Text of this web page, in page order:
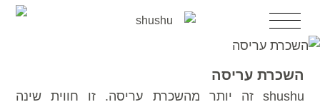
דלג
לניווט
לדלג
לתוכן
תפריט
עריסות מעוצבות למכירה
השכרת עריסה לאירוע
השכרת עריסה
shushu זה יותר מהשכרת עריסה. זו חווית שינה